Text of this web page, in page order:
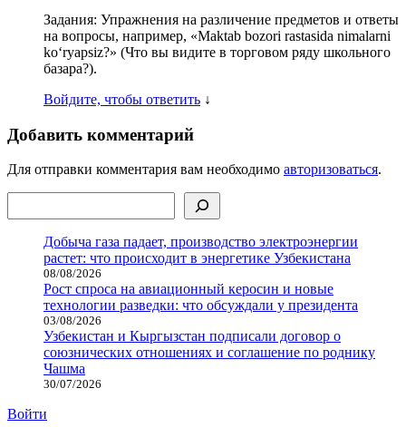
Задания: Упражнения на различение предметов и ответы
на вопросы, например, «Maktab bozori rastasida nimalarni
ko‘ryapsiz?» (Что вы видите в торговом ряду школьного
базара?).
Войдите, чтобы ответить ↓
Добавить комментарий
Для отправки комментария вам необходимо авторизоваться.
Добыча газа падает, производство электроэнергии
растет: что происходит в энергетике Узбекистана
08/08/2026
Рост спроса на авиационный керосин и новые
технологии разведки: что обсуждали у президента
03/08/2026
Узбекистан и Кыргызстан подписали договор о
союзнических отношениях и соглашение по роднику
Чашма
30/07/2026
Войти